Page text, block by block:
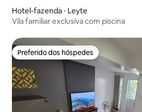
Hotel-fazenda ⋅ Leyte
Vila familiar exclusiva com piscina
Preferido dos hóspedes
Preferido dos hóspedes